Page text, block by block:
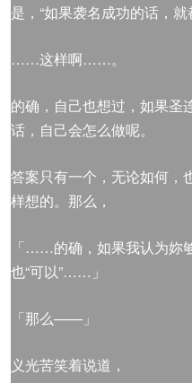
是，“如果袭名成功的话，就
……这样啊……。
的确，自己也想过，如果圣
话，自己会怎么做呢。
答案只有一个，无论如何，
样想的。那么，
「……的确，如果我认为妳
也“可以”……」
「那么——」
义光苦笑着说道，